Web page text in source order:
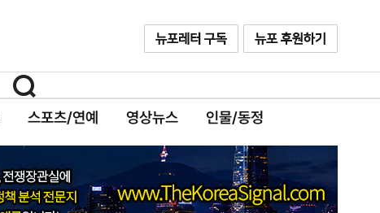
스포츠/연예 영상뉴스 인물/동정